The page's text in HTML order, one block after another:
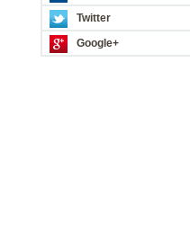
Twitter
Google+